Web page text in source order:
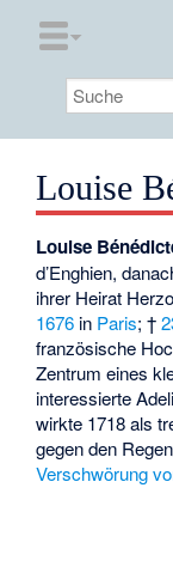
Louise
Louise
d’Enghien,
ihrer Heirat
1676 in Paris; †
französische
Zentrum eines
interessierte
wirkte 1718 als
gegen den
Verschwörung